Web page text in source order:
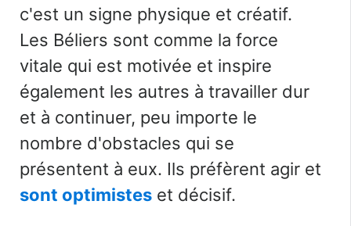
c'est un signe physique et créatif.
Les Béliers sont comme la force
vitale qui est motivée et inspire
également les autres à travailler dur
et à continuer, peu importe le
nombre d'obstacles qui se
présentent à eux. Ils préfèrent agir et
sont optimistes et décisif.